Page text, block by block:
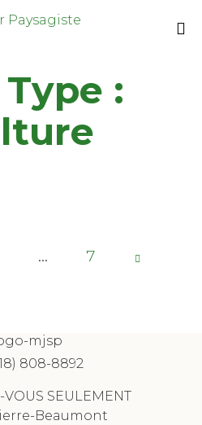
:
Page
… 7
808-8892
SEULEMENT
Beaumont